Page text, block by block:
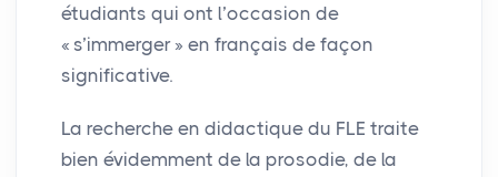
étudiants qui ont l’occasion de
« s’immerger » en français de façon
significative.
La recherche en didactique du FLE traite
bien évidemment de la prosodie, de la